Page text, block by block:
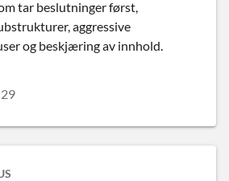
tar beslutninger først,
aggressive
og beskjæring av innhold.